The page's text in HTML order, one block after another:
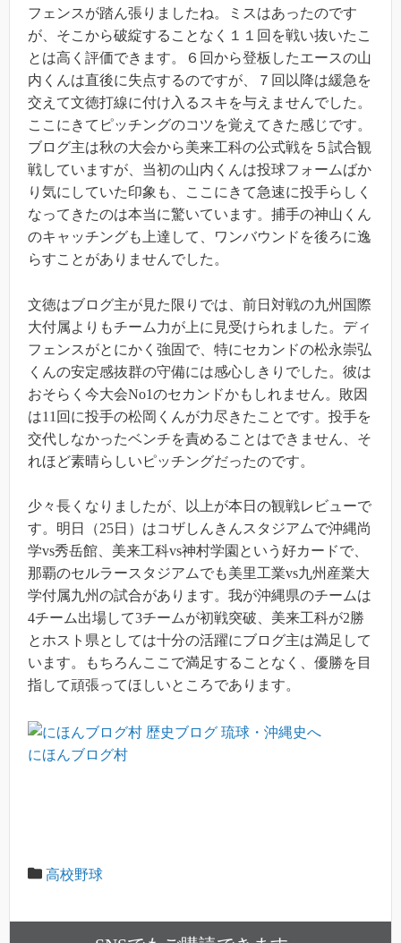
フェンスが踏ん張りましたね。ミスはあったのです
が、そこから破綻することなく１１回を戦い抜いたこ
とは高く評価できます。６回から登板したエースの山
内くんは直後に失点するのですが、７回以降は緩急を
交えて文徳打線に付け入るスキを与えませんでした。
ここにきてピッチングのコツを覚えてきた感じです。
ブログ主は秋の大会から美来工科の公式戦を５試合観
戦していますが、当初の山内くんは投球フォームばか
り気にしていた印象も、ここにきて急速に投手らしく
なってきたのは本当に驚いています。捕手の神山くん
のキャッチングも上達して、ワンバウンドを後ろに逸
らすことがありませんでした。
文徳はブログ主が見た限りでは、前日対戦の九州国際
大付属よりもチーム力が上に見受けられました。ディ
フェンスがとにかく強固で、特にセカンドの松永崇弘
くんの安定感抜群の守備には感心しきりでした。彼は
おそらく今大会No1のセカンドかもしれません。敗因
は11回に投手の松岡くんが力尽きたことです。投手を
交代しなかったベンチを責めることはできません、そ
れほど素晴らしいピッチングだったのです。
少々長くなりましたが、以上が本日の観戦レビューで
す。明日（25日）はコザしんきんスタジアムで沖縄尚
学vs秀岳館、美来工科vs神村学園という好カードで、
那覇のセルラースタジアムでも美里工業vs九州産業大
学付属九州の試合があります。我が沖縄県のチームは
4チーム出場して3チームが初戦突破、美来工科が2勝
とホスト県としては十分の活躍にブログ主は満足して
います。もちろんここで満足することなく、優勝を目
指して頑張ってほしいところであります。
にほんブログ村
高校野球